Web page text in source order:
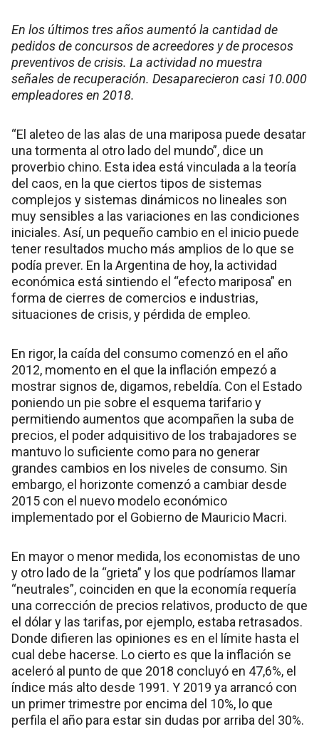
En los últimos tres años aumentó la cantidad de
pedidos de concursos de acreedores y de procesos
preventivos de crisis. La actividad no muestra
señales de recuperación. Desaparecieron casi 10.000
empleadores en 2018.
“El aleteo de las alas de una mariposa puede desatar
una tormenta al otro lado del mundo”, dice un
proverbio chino. Esta idea está vinculada a la teoría
del caos, en la que ciertos tipos de sistemas
complejos y sistemas dinámicos no lineales son
muy sensibles a las variaciones en las condiciones
iniciales. Así, un pequeño cambio en el inicio puede
tener resultados mucho más amplios de lo que se
podía prever. En la Argentina de hoy, la actividad
económica está sintiendo el “efecto mariposa” en
forma de cierres de comercios e industrias,
situaciones de crisis, y pérdida de empleo.
En rigor, la caída del consumo comenzó en el año
2012, momento en el que la inflación empezó a
mostrar signos de, digamos, rebeldía. Con el Estado
poniendo un pie sobre el esquema tarifario y
permitiendo aumentos que acompañen la suba de
precios, el poder adquisitivo de los trabajadores se
mantuvo lo suficiente como para no generar
grandes cambios en los niveles de consumo. Sin
embargo, el horizonte comenzó a cambiar desde
2015 con el nuevo modelo económico
implementado por el Gobierno de Mauricio Macri.
En mayor o menor medida, los economistas de uno
y otro lado de la “grieta” y los que podríamos llamar
“neutrales”, coinciden en que la economía requería
una corrección de precios relativos, producto de que
el dólar y las tarifas, por ejemplo, estaba retrasados.
Donde difieren las opiniones es en el límite hasta el
cual debe hacerse. Lo cierto es que la inflación se
aceleró al punto de que 2018 concluyó en 47,6%, el
índice más alto desde 1991. Y 2019 ya arrancó con
un primer trimestre por encima del 10%, lo que
perfila el año para estar sin dudas por arriba del 30%.